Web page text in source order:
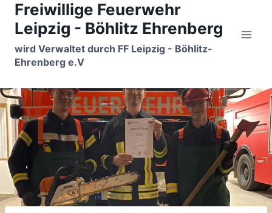
Zum
Inhalt
springen
Freiwillige Feuerwehr
Leipzig - Böhlitz Ehrenberg
wird Verwaltet durch FF Leipzig - Böhlitz-
Ehrenberg e.V